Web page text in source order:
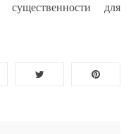
существенности для